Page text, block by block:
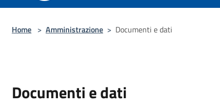
Home > Amministrazione > Documenti e dati
Documenti e dati